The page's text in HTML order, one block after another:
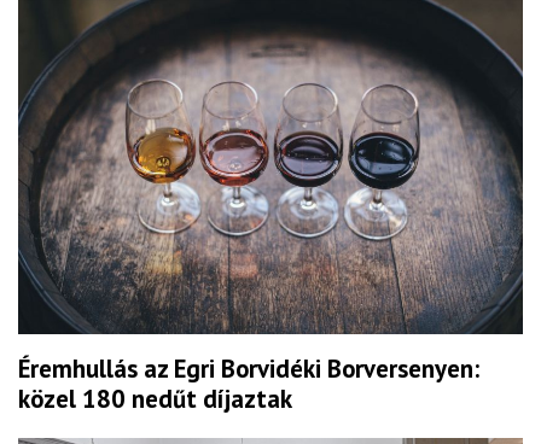
Éremhullás az Egri Borvidéki Borversenyen:
közel 180 nedűt díjaztak